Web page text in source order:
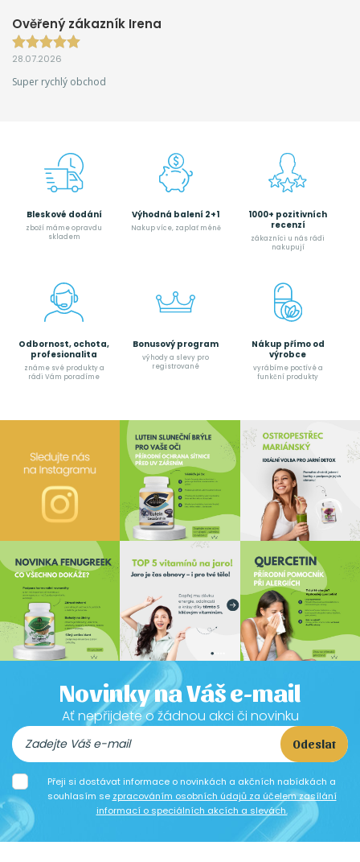
Ověřený zákazník Irena
28.07.2026
Super rychlý obchod
Bleskové dodání
zboží máme opravdu
skladem
Výhodná balení 2+1
Nakup více, zaplať méně
1000+ pozitivních
recenzí
zákazníci u nás rádi
nakupují
Odbornost, ochota,
profesionalita
známe své produkty a
rádi Vám poradíme
Bonusový program
výhody a slevy pro
registrované
Nákup přímo od
výrobce
vyrábíme poctívé a
funkční produkty
Novinky na Váš e-mail
Ať nepřijdete o žádnou akci či novinku
Odeslat
Přeji si dostávat informace o novinkách a akčních nabídkách a
souhlasím se zpracováním osobních údajů za účelem zasílání
informací o speciálních akcích a slevách.